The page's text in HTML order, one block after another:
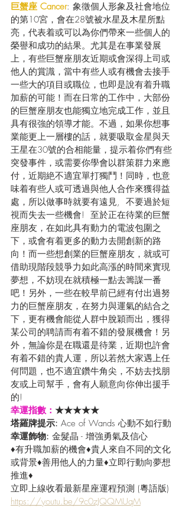
巨蟹座 Cancer: 象徵個人形象及社會地位
的第10宮，會在28號被水星及木星所點
亮，代表着或可以為你們帶來一些個人的
榮譽和成功的結果。尤其是在事業發展
上，有些巨蟹座朋友近期或會深得上司或
他人的賞識，當中有些人或有機會去接手
一些大的項目或職位，也即是說有着升職
加薪的可能！而在日常的工作中，大部份
的巨蟹座朋友也能獨立地完成工作，並且
具有很強的領導才能。不過，如果你想事
業能更上一層樓的話，就要吸取金星與天
王星在30號的合相能量，提示着你們有些
突發事件，或需要你學會以群策群力來應
付，近期絶不適宜單打獨鬥！同時，也意
味着有些人或可透過與他人合作來獲得益
處，所以做事時就要有遠見,  不要過於短
視而失去一些機會!  至於正在待業的巨蟹
座朋友，在如此具有動力的電波包圍之
下，或會有着更多的動力去開創新的路
向！而一些想創業的巨蟹座朋友，就或可
借助現階段競爭力如此高漲的時間來實現
夢想，不妨現在就積極一點去籌謀一番
吧！另外，一些在較早前已經有付出過努
力的巨蟹座朋友，在努力與運氣的結合之
下，更有機會能從人群中脫穎而出，獲得
某公司的聘請而有着不錯的發展機會！另
外，無論你是在職還是待業，近期也許會
有着不錯的貴人運，所以若然大家遇上任
何問題，也不適宜鑽牛角尖，不妨去找朋
友或上司幫手，會有人願意向你伸出援手
的!
幸運指數： ★★★★★
塔羅牌提示: Ace of Wands 心動不如行動
幸運飾物: 金髮晶 - 增強勇氣及信心
♦有升職加薪的機會♦貴人來自不同的文化
或背景♦善用他人的力量♦立即行動向夢想
推進♦
立即上線收看最新星座運程預測 (粵語版)
https://youtu.be/9c0zJQQMUqM